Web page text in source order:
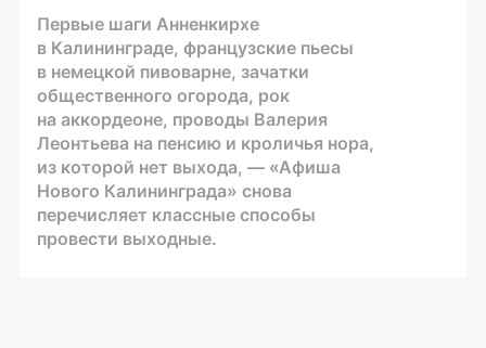
Первые шаги Анненкирхе
в Калининграде, французские пьесы
в немецкой пивоварне, зачатки
общественного огорода, рок
на аккордеоне, проводы Валерия
Леонтьева на пенсию и кроличья нора,
из которой нет выхода, — «Афиша
Нового Калининграда» снова
перечисляет классные способы
провести выходные.